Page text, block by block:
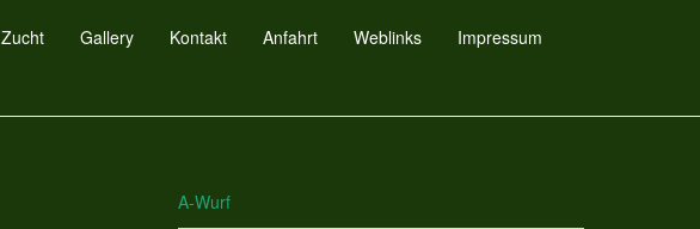
Zucht Gallery Kontakt Anfahrt Weblinks Impressum
A-Wurf